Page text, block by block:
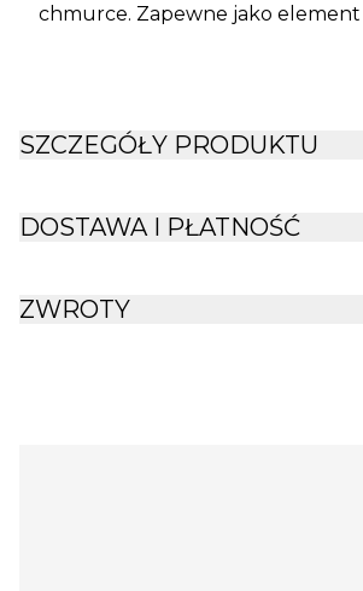
chmurce. Zapewne jako element
SZCZEGÓŁY PRODUKTU
DOSTAWA I PŁATNOŚĆ
ZWROTY